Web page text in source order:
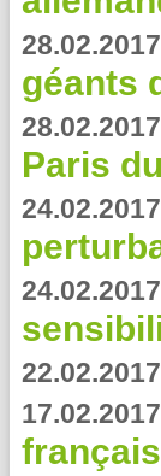
28.02.2017
géants
28.02.2017
Paris
24.02.2017
24.02.2017
22.02.2017
17.02.2017